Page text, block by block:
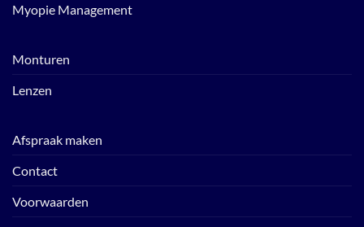
Myopie Management
Monturen
Lenzen
Afspraak maken
Contact
Voorwaarden